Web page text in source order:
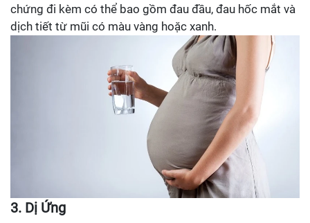
chứng đi kèm có thể bao gồm đau đầu, đau hốc mắt và
dịch tiết từ mũi có màu vàng hoặc xanh.
3. Dị Ứng